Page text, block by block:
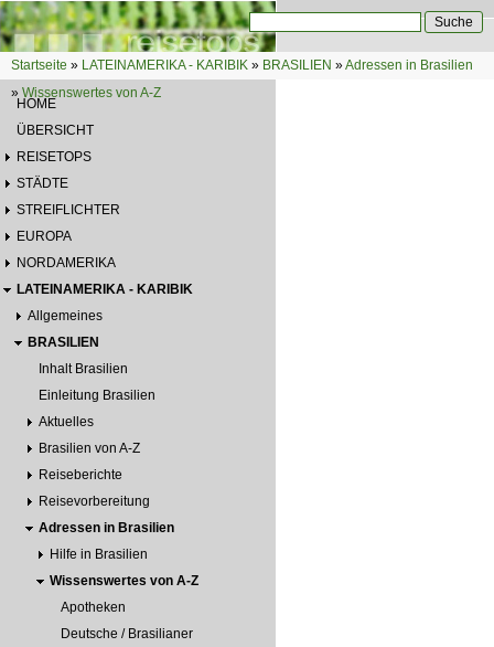
Direkt zum Inhalt
Suchformular
Sie sind hier
Startseite » LATEINAMERIKA - KARIBIK » BRASILIEN »Adressen in Brasilien
» Wissenswertes von A-Z
HOME
ÜBERSICHT
REISETOPS
STÄDTE
STREIFLICHTER
EUROPA
NORDAMERIKA
LATEINAMERIKA - KARIBIK
Allgemeines
BRASILIEN
Inhalt Brasilien
Einleitung Brasilien
Aktuelles
Brasilien von A-Z
Reiseberichte
Reisevorbereitung
Adressen in Brasilien
Hilfe in Brasilien
Wissenswertes von A-Z
Apotheken
Deutsche / Brasilianer